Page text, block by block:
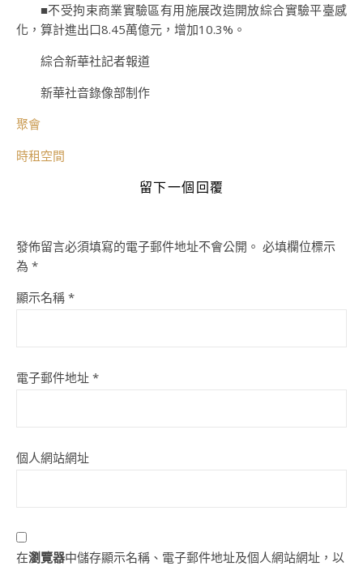
■不受拘束商業實驗區有用施展改造開放綜合實驗平臺感
化，算計進出口8.45萬億元，增加10.3%。
綜合新華社記者報道
新華社音錄像部制作
聚會
時租空間
留下一個回覆
發佈留言必須填寫的電子郵件地址不會公開。 必填欄位標示
為 *
顯示名稱 *
電子郵件地址 *
個人網站網址
在瀏覽器中儲存顯示名稱、電子郵件地址及個人網站網址，以